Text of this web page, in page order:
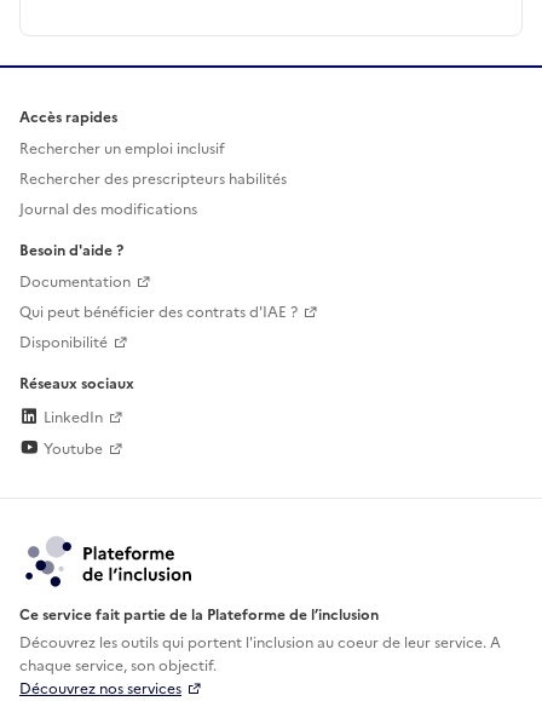
Accès rapides
Rechercher un emploi inclusif
Rechercher des prescripteurs habilités
Journal des modifications
Besoin d'aide ?
Documentation
Qui peut bénéficier des contrats d'IAE ?
Disponibilité
Réseaux sociaux
LinkedIn
Youtube
Ce service fait partie de la Plateforme de l’inclusion
Découvrez les outils qui portent l'inclusion aucoeur de leur service. A
chaque service, son objectif.
Découvrez nos services